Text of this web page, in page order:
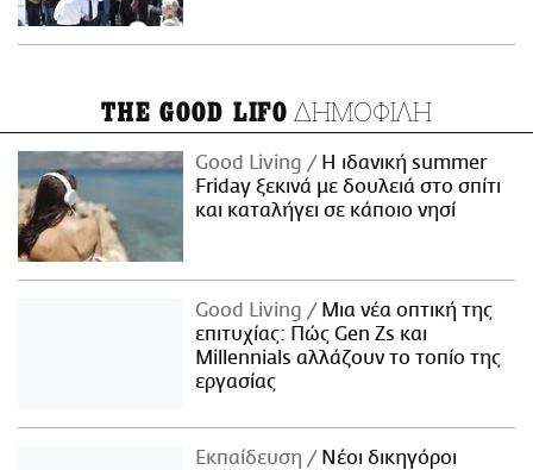
THE GOOD LIFO ΔΗΜΟΦΙΛΗ
Good Living
Η ιδανική summer
Friday ξεκινά με δουλειά στο σπίτι
και καταλήγει σε κάποιο νησί
Good Living
Μια νέα οπτική της
επιτυχίας: Πώς Gen Zs και
Millennials αλλάζουν το τοπίο της
εργασίας
Εκπαίδευση
Νέοι δικηγόροι